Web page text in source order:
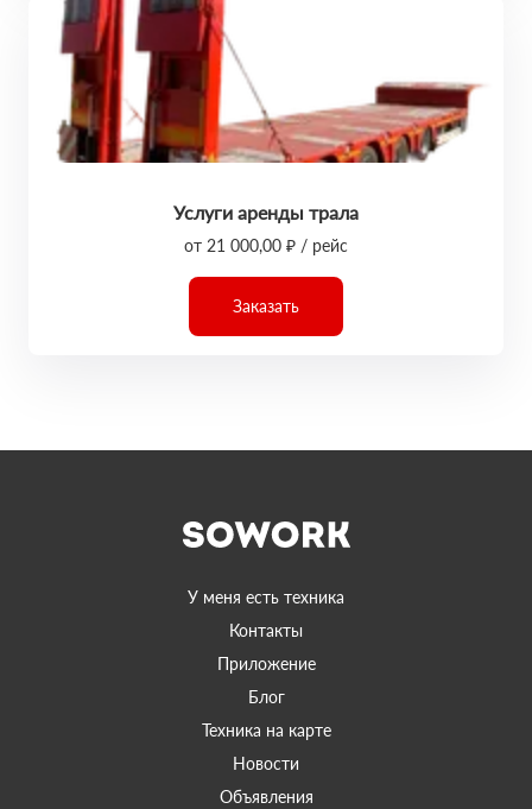
Услуги аренды трала
от 21 000,00 ₽ / рейс
Заказать
У меня есть техника
Контакты
Приложение
Блог
Техника на карте
Новости
Объявления